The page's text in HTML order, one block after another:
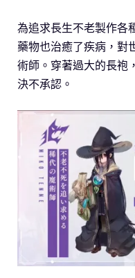
為追求長生不老製作各
藥物也治癒了疾病，對
術師。穿著過大的長袍
決不承認。